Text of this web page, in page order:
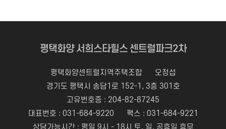
평택화양 서희스타힐스 센트럴파크2차
평택화양센트럴지역주택조합
오정섭
경기도 평택시 송담1로 152-1, 3층 301호
고유번호증 : 204-82-87245
대표번호 : 031-684-9220
팩스 : 031-684-9221
상담가능시간 : 평일 9시 - 18시 토, 일, 공휴일 휴무